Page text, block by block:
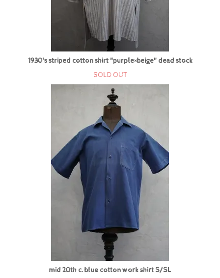
1930's striped cotton shirt "purple×beige" dead stock
SOLD OUT
mid 20th c. blue cotton work shirt S/SL